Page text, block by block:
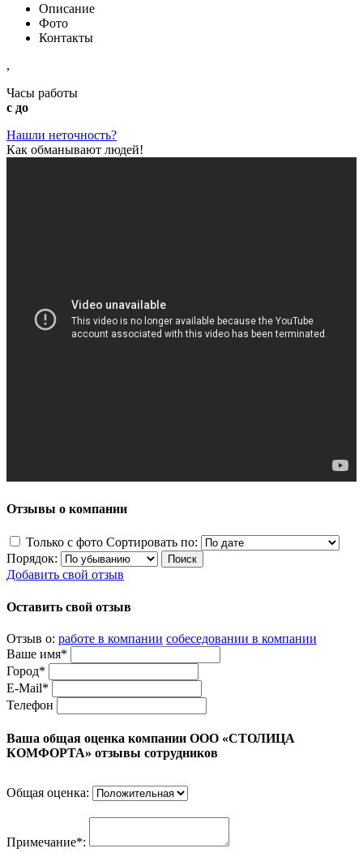
Описание
Фото
Контакты
,
Часы работы
с до
Нашли неточность?
Как обманывают людей!
Отзывы о компании
Только с фото Сортировать по:
Порядок:
Добавить свой отзыв
Оставить свой отзыв
Отзыв о: работе в компании собеседовании в компании
Ваше имя*
Город*
E-Mail*
Телефон
Ваша общая оценка компании ООО «СТОЛИЦА
КОМФОРТА» отзывы сотрудников
Общая оценка:
Примечание*: